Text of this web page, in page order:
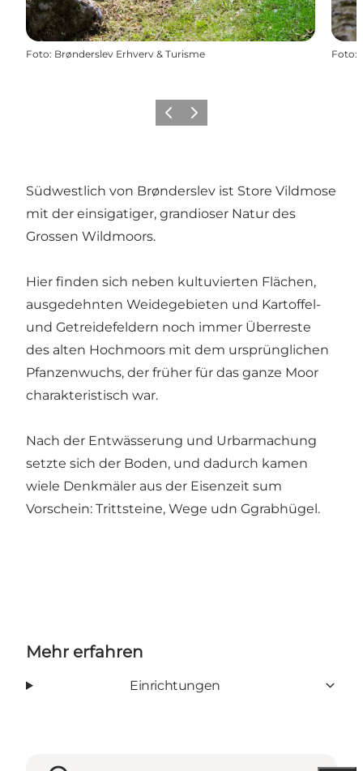
Foto: Brønderslev Erhverv & Turisme Foto:
ZurückWeiter
Südwestlich von Brønderslev ist Store Vildmose
mit der einsigatiger, grandioser Natur des
Grossen Wildmoors.
Hier finden sich neben kultuvierten Flächen,
ausgedehnten Weidegebieten und Kartoffel-
und Getreidefeldern noch immer Überreste
des alten Hochmoors mit dem ursprünglichen
Pfanzenwuchs, der früher für das ganze Moor
charakteristisch war.
Nach der Entwässerung und Urbarmachung
setzte sich der Boden, und dadurch kamen
wiele Denkmäler aus der Eisenzeit sum
Vorschein: Trittsteine, Wege udn Ggrabhügel.
Mehr erfahren
Einrichtungen